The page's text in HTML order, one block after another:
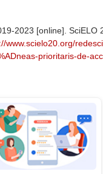
2023 [online]. SciELO
www.scielo20.org/
prioritaris-de-